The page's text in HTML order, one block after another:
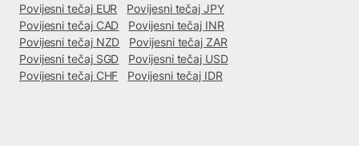
Povijesni tečaj EUR
Povijesni tečaj JPY
Povijesni tečaj CAD
Povijesni tečaj INR
Povijesni tečaj NZD
Povijesni tečaj ZAR
Povijesni tečaj SGD
Povijesni tečaj USD
Povijesni tečaj CHF
Povijesni tečaj IDR